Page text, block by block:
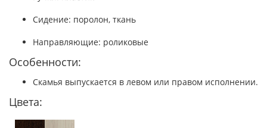
Сидение: поролон, ткань
Направляющие: роликовые
Особенности:
Скамья выпускается в левом или правом исполнении.
Цвета: